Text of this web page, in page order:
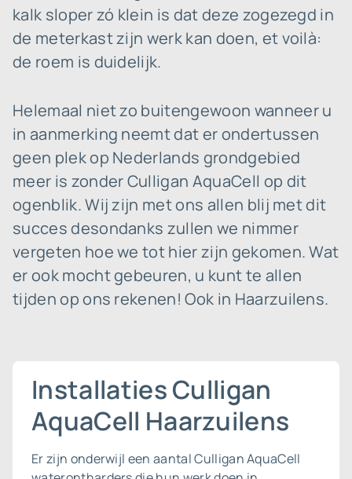
kalk sloper zó klein is dat deze zogezegd in
de meterkast zijn werk kan doen, et voilà:
de roem is duidelijk.
Helemaal niet zo buitengewoon wanneer u
in aanmerking neemt dat er ondertussen
geen plek op Nederlands grondgebied
meer is zonder Culligan AquaCell op dit
ogenblik. Wij zijn met ons allen blij met dit
succes desondanks zullen we nimmer
vergeten hoe we tot hier zijn gekomen. Wat
er ook mocht gebeuren, u kunt te allen
tijden op ons rekenen! Ook in Haarzuilens.
Installaties Culligan
AquaCell Haarzuilens
Er zijn onderwijl een aantal Culligan AquaCell